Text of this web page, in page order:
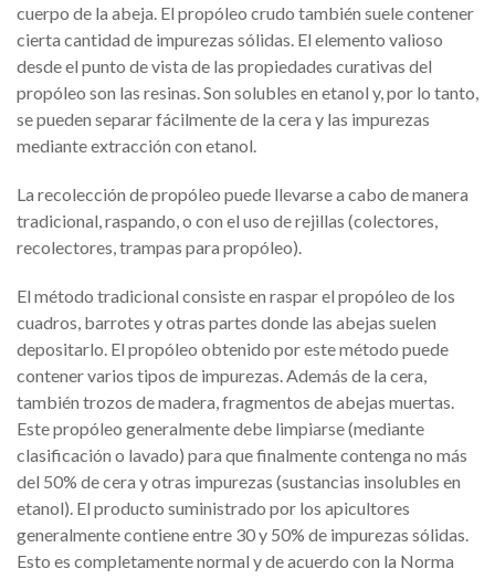
cuerpo de la abeja. El propóleo crudo también suele contener
cierta cantidad de impurezas sólidas. El elemento valioso
desde el punto de vista de las propiedades curativas del
propóleo son las resinas. Son solubles en etanol y, por lo tanto,
se pueden separar fácilmente de la cera y las impurezas
mediante extracción con etanol.
La recolección de propóleo puede llevarse a cabo de manera
tradicional, raspando, o con el uso de rejillas (colectores,
recolectores, trampas para propóleo).
El método tradicional consiste en raspar el propóleo de los
cuadros, barrotes y otras partes donde las abejas suelen
depositarlo. El propóleo obtenido por este método puede
contener varios tipos de impurezas. Además de la cera,
también trozos de madera, fragmentos de abejas muertas.
Este propóleo generalmente debe limpiarse (mediante
clasificación o lavado) para que finalmente contenga no más
del 50% de cera y otras impurezas (sustancias insolubles en
etanol). El producto suministrado por los apicultores
generalmente contiene entre 30 y 50% de impurezas sólidas.
Esto es completamente normal y de acuerdo con la Norma